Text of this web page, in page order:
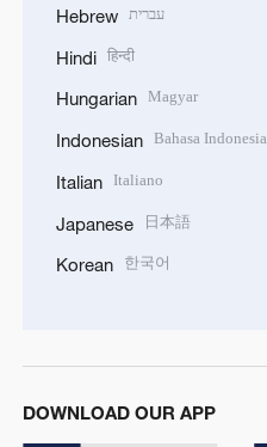
Hebrew עברית
Hindi हिन्दी
Hungarian Magyar
Indonesian Bahasa Indonesia
Italian Italiano
Japanese 日本語
Korean 한국어
DOWNLOAD OUR APP